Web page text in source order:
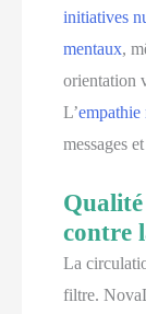
initiatives
mentaux,
orientation
L’empathie
messages
contre
La
filtre.